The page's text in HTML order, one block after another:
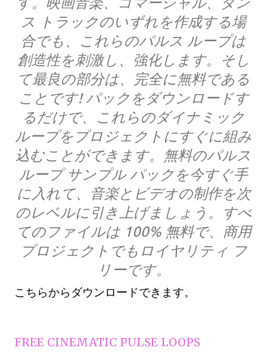
ス トラックのいずれを作成する場
合でも、これらのパルス ループは
創造性を刺激し、強化します。そし
て最良の部分は、完全に無料である
ことです! パックをダウンロードす
るだけで、これらのダイナミック
ループをプロジェクトにすぐに組み
込むことができます。無料のパルス
ループ サンプル パックを今すぐ手
に入れて、音楽とビデオの制作を次
のレベルに引き上げましょう。すべ
てのファイルは 100% 無料で、商用
プロジェクトでもロイヤリティ フ
リーです。
こちらからダウンロードできます。
FREE CINEMATIC PULSE LOOPS